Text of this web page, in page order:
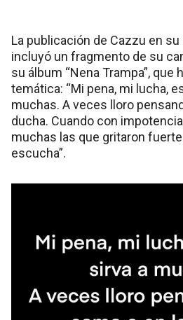
La publicación de Cazzu en
incluyó un fragmento de su
su álbum “Nena Trampa”, que
temática: “Mi pena, mi lucha,
muchas. A veces lloro
ducha. Cuando con
muchas las que gritaron
escucha”.